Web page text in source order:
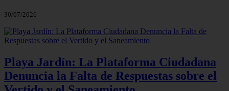
30/07/2026
Playa Jardín: La Plataforma Ciudadana
Denuncia la Falta de Respuestas sobre el